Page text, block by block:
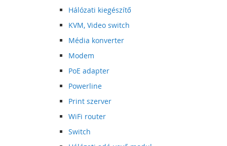
Hálózati kiegészítő
KVM, Video switch
Média konverter
Modem
PoE adapter
Powerline
Print szerver
WiFi router
Switch